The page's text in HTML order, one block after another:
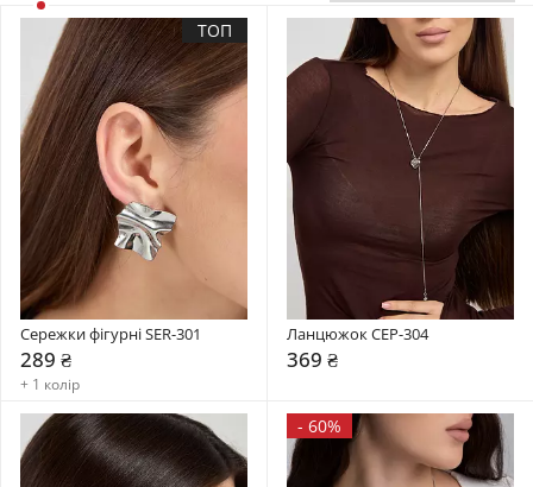
ТОП
Сережки фігурні SER-301
289 ₴
+ 1 колір
Ланцюжок CEP-304
369 ₴
- 60%